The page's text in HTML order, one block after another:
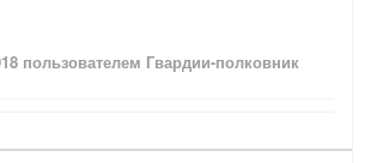
пользователем Гвардии-полковник